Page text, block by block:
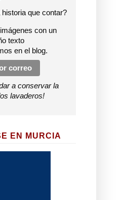
que contar?
con un
texto
en el blog.
correo
a conservar la
lavaderos!
EN MURCIA